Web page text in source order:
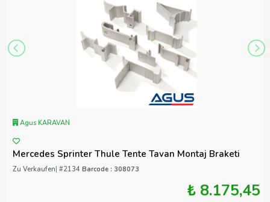
Agus KARAVAN
Mercedes Sprinter Thule Tente Tavan Montaj Braketi
Zu Verkaufen| #2134 Barcode : 308073
₺ 8.175,45